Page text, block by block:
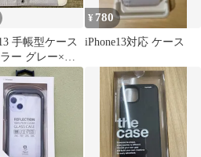
手帳型ケース
ー グレー×ホ
¥ 780
iPhone13対応 ケース